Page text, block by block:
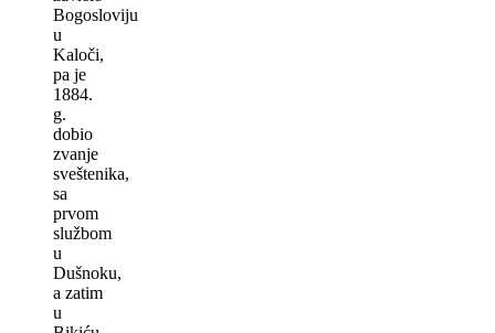
Bogosloviju
u
Kaloči,
pa je
1884.
g.
dobio
zvanje
sveštenika,
sa
prvom
službom
u
Dušnoku,
a zatim
u